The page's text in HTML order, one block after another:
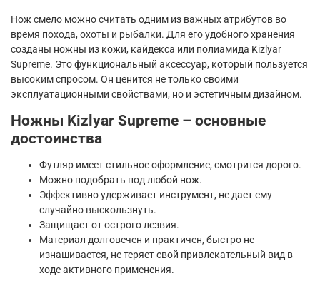
Нож смело можно считать одним из важных атрибутов во
время похода, охоты и рыбалки. Для его удобного хранения
созданы ножны из кожи, кайдекса или полиамида Kizlyar
Supreme. Это функциональный аксессуар, который пользуется
высоким спросом. Он ценится не только своими
эксплуатационными свойствами, но и эстетичным дизайном.
Ножны Kizlyar Supreme – основные
достоинства
Футляр имеет стильное оформление, смотрится дорого.
Можно подобрать под любой нож.
Эффективно удерживает инструмент, не дает ему
случайно выскользнуть.
Защищает от острого лезвия.
Материал долговечен и практичен, быстро не
изнашивается, не теряет свой привлекательный вид в
ходе активного применения.